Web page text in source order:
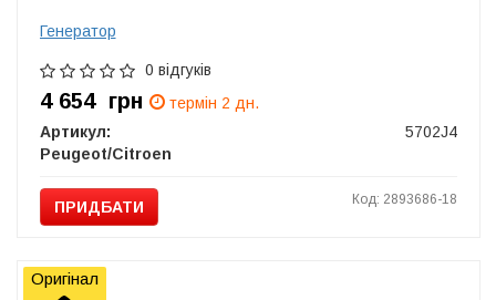
Генератор
0 відгуків
4 654 грн
термін 2 дн.
Артикул:
5702J4
Peugeot/Citroen
ПРИДБАТИ Код: 2893686-18
Оригінал